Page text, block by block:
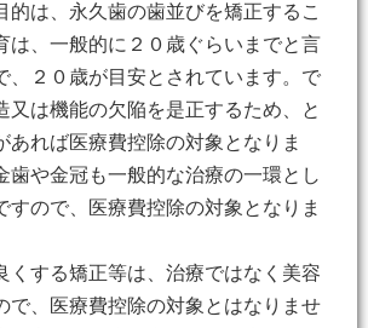
的は、永久歯の歯並びを矯正するこ
は、一般的に２０歳ぐらいまでと言
、２０歳が目安とされています。で
又は機能の欠陥を是正するため、と
あれば医療費控除の対象となりま
歯や金冠も一般的な治療の一環とし
すので、医療費控除の対象となりま
くする矯正等は、治療ではなく美容
で、医療費控除の対象とはなりませ